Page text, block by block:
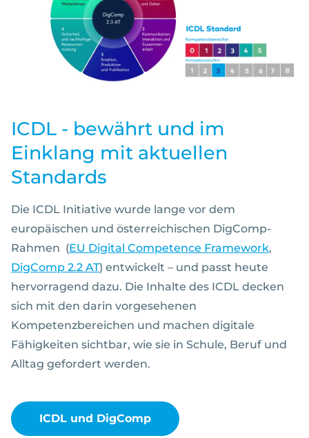
ICDL - bewährt und im
Einklang mit aktuellen
Standards
Die ICDL Initiative wurde lange vor dem
europäischen und österreichischen DigComp-
Rahmen (EU Digital Competence Framework,
DigComp 2.2 AT) entwickelt – und passt heute
hervorragend dazu. Die Inhalte des ICDL decken
sich mit den darin vorgesehenen
Kompetenzbereichen und machen digitale
Fähigkeiten sichtbar, wie sie in Schule, Beruf und
Alltag gefordert werden.
ICDL und DigComp